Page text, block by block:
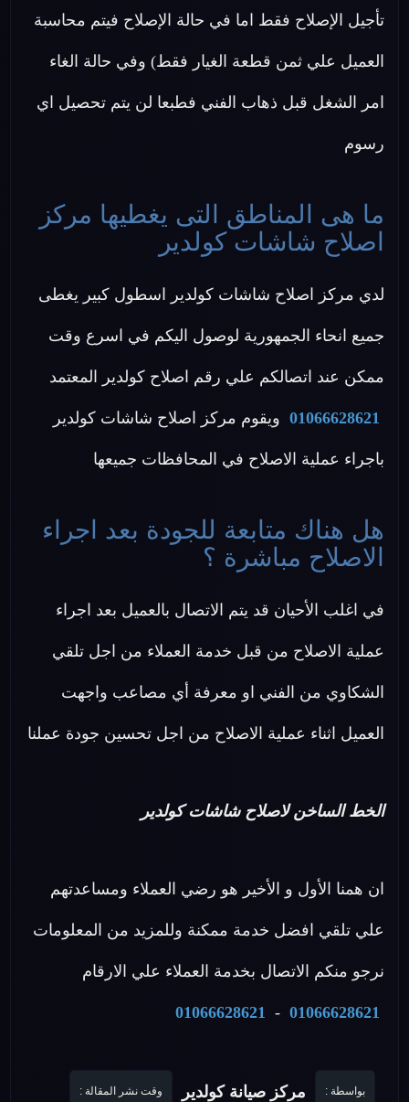
تأجيل الإصلاح فقط اما في حالة الإصلاح فيتم محاسبة
العميل علي ثمن قطعة الغيار فقط) وفي حالة الغاء
امر الشغل قبل ذهاب الفني فطبعا لن يتم تحصيل اي
رسوم
ما هى المناطق التى يغطيها مركز
اصلاح شاشات كولدير
لدي مركز اصلاح شاشات كولدير اسطول كبير يغطى
جميع انحاء الجمهورية لوصول اليكم في اسرع وقت
ممكن عند اتصالكم علي رقم اصلاح كولدير المعتمد
01066628621 ويقوم مركز اصلاح شاشات كولدير
باجراء عملية الاصلاح في المحافظات جميعها
هل هناك متابعة للجودة بعد اجراء
الاصلاح مباشرة ؟
في اغلب الأحيان قد يتم الاتصال بالعميل بعد اجراء
عملية الاصلاح من قبل خدمة العملاء من اجل تلقي
الشكاوي من الفني او معرفة أي مصاعب واجهت
العميل اثناء عملية الاصلاح من اجل تحسين جودة عملنا
الخط الساخن لاصلاح شاشات كولدير
ان همنا الأول و الأخير هو رضي العملاء ومساعدتهم
علي تلقي افضل خدمة ممكنة وللمزيد من المعلومات
نرجو منكم الاتصال بخدمة العملاء علي الارقام
01066628621
-
01066628621
بواسطة : مركز صيانة كولدير وقت نشر المقالة :